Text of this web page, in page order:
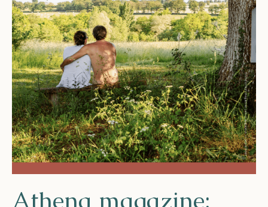
Community
Kalender
Parken
Ossendrecht
Le Perron
Athena magazine: